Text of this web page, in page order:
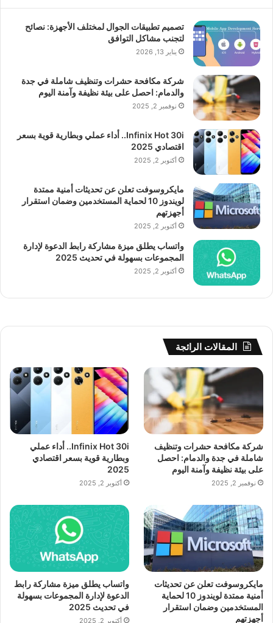
تصميم تطبيقات الجوال لمختلف الأجهزة: نصائح
لتجنب مشاكل التوافق
يناير 13, 2026
شركة مكافحة حشرات وتنظيف شاملة في جدة
والدمام: احصل على بيئة نظيفة وآمنة اليوم
نوفمبر 2, 2025
Infinix Hot 30i.. أداء عملي وبطارية قوية بسعر
اقتصادي 2025
أكتوبر 2, 2025
مايكروسوفت تعلن عن تحديثات أمنية ممتدة
لويندوز 10 لحماية المستخدمين وضمان استقرار
أجهزتهم
أكتوبر 2, 2025
واتساب يطلق ميزة مشاركة رابط الدعوة لإدارة
المجموعات بسهولة في تحديث 2025
أكتوبر 2, 2025
المقالات الرائجة
شركة مكافحة حشرات وتنظيف
شاملة في جدة والدمام: احصل
على بيئة نظيفة وآمنة اليوم
نوفمبر 2, 2025
Infinix Hot 30i.. أداء عملي
وبطارية قوية بسعر اقتصادي
2025
أكتوبر 2, 2025
مايكروسوفت تعلن عن تحديثات
أمنية ممتدة لويندوز 10 لحماية
المستخدمين وضمان استقرار
أجهزتهم
واتساب يطلق ميزة مشاركة رابط
الدعوة لإدارة المجموعات بسهولة
في تحديث 2025
أكتوبر 2, 2025